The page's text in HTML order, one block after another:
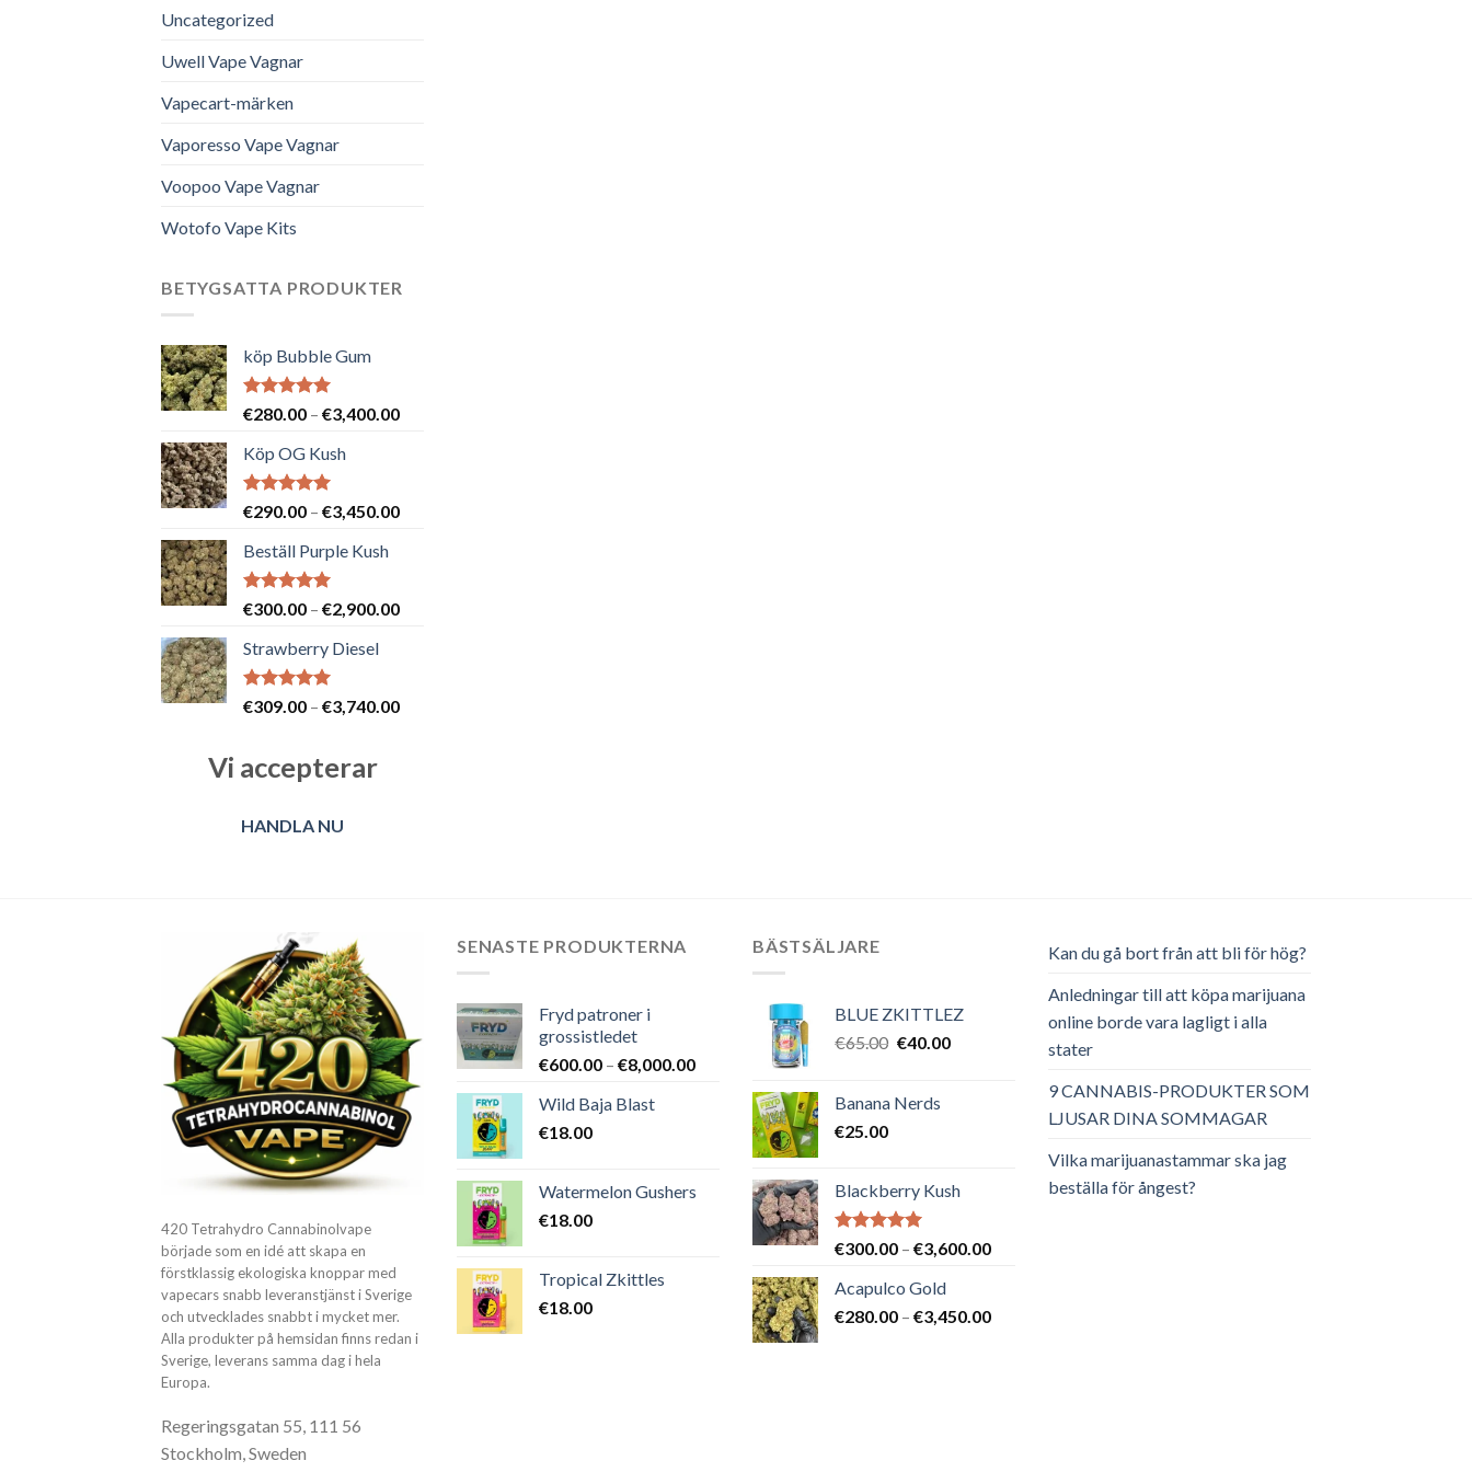
Uncategorized
Uwell Vape Vagnar
Vapecart-märken
Vaporesso Vape Vagnar
Voopoo Vape Vagnar
Wotofo Vape Kits
BETYGSATTA PRODUKTER
köp Bubble Gum
Betygsatt
€280.00 – €3,400.00Prisintervall:
Köp OG Kush
Betygsatt
€290.00 – €3,450.00Prisintervall:
Beställ Purple Kush
Betygsatt
€300.00 – €2,900.00Prisintervall:
Strawberry Diesel
Betygsatt
€309.00 – €3,740.00Prisintervall:
Vi accepterar
HANDLA NU
420 Tetrahydro Cannabinolvape
började som en idé att skapa en
förstklassig ekologiska knoppar med
vapecars snabb leveranstjänst i Sverige
och utvecklades snabbt i mycket mer.
Alla produkter på hemsidan finns redan i
Sverige, leverans samma dag i hela
Europa.
Regeringsgatan 55, 111 56
Stockholm, Sweden
SENASTE PRODUKTERNA
Fryd patroner i
grossistledet
€600.00 – €8,000.00Prisintervall:
€8,000.00
Wild Baja Blast
€18.00
Watermelon Gushers
€18.00
Tropical Zkittles
€18.00
BÄSTSÄLJARE
BLUE ZKITTLEZ
€65.00 Det
var:
€40.00Det
Banana Nerds
€25.00
Blackberry Kush
Betygsatt
€300.00 – €3,600.00Prisintervall:
€3,600.00
Acapulco Gold
€280.00 – €3,450.00Prisintervall:
Kan du gå bort från att bli för hög?
Anledningar till att köpa marijuana
online borde vara lagligt i alla
stater
9 CANNABIS-PRODUKTER SOM
LJUSAR DINA SOMMAGAR
Vilka marijuanastammar ska jag
beställa för ångest?